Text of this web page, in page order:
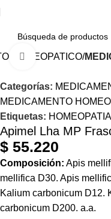
HOMEOPATICO
Haga Click para
Categorías:
MEDICAMENTO
Etiquetas:
Apimel Lha MP
$ 55.220
Composición: Apis
mellifica D30. Apis
Kalium carbonicum D12.
carbonicum D200. a.a.